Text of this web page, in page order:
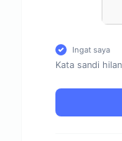
Ingat saya
Kata sandi